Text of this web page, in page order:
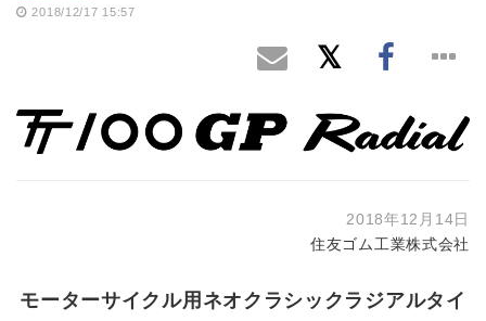
2018/12/17 15:57
2018年12月14日
住友ゴム工業株式会社
モーターサイクル用ネオクラシックラジアルタイ